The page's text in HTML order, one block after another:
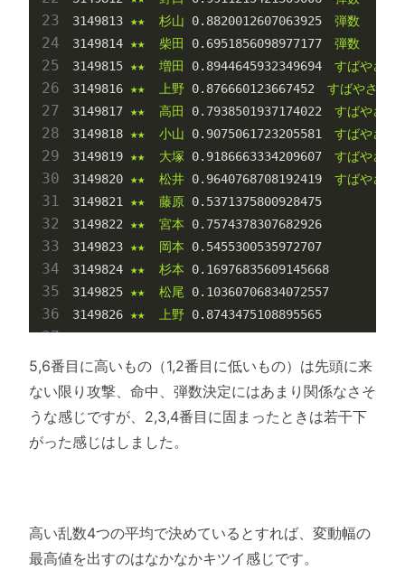
3149813 ★★ 杉山 0.8820012607063925
弾数
3149814 ★★ 柴田 0.6951856098977177
弾数
3149815 ★★ 増田 0.8944645932349694
すばやさ（
3149816 ★★ 上野 0.876660123667452
すばやさ
3149817 ★★ 高田 0.7938501937174022
すばやさ
3149818 ★★ 小山 0.9075061723205581
すばやさ
3149819 ★★ 大塚 0.9186663334209607
すばやさ
3149820 ★★ 松井 0.9640768708192419
すばやさ
3149821 ★★ 藤原 0.5371375800928475
3149822 ★★ 宮本
0.7574378307682926
3149823 ★★ 岡本
0.5455300535972707
3149824 ★★ 杉本
0.16976835609145668
3149825 ★★ 松尾
0.10360706834072557
3149826 ★★ 上野 0.8743475108895565
5,6番目に高いもの（1,2番目に低いもの）は先頭に来
ない限り攻撃、命中、弾数決定にはあまり関係なさそ
うな感じですが、2,3,4番目に固まったときは若干下
がった感じはしました。
高い乱数4つの平均で決めているとすれば、変動幅の
最高値を出すのはなかなかキツイ感じです。